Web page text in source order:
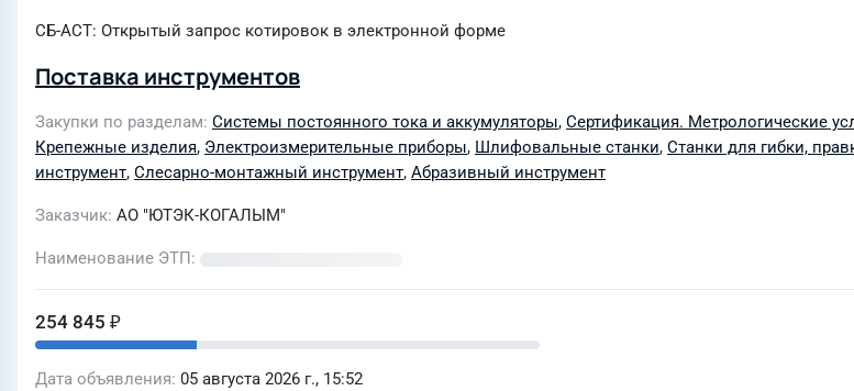
СБ-АСТ: Открытый запрос котировок в электронной форме
Поставка инструментов
Закупки по разделам Системы постоянного тока и аккумуляторы, Сертификация. Метрологические
Крепежные изделия, Электроизмерительные приборы, Шлифовальные станки, Станки для гибки,
инструмент, Слесарно-монтажный инструмент, Абразивный инструмент
Заказчик АО "ЮТЭК-КОГАЛЫМ"
Наименование ЭТП
254 845 ₽
Дата объявления 05 августа 2026 г., 15:52